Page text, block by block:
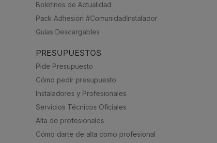
Boletines de Actualidad
Pack Adhesión #ComunidadInstalador
Guías Descargables
PRESUPUESTOS
Pide Presupuesto
Cómo pedir presupuesto
Instaladores y Profesionales
Servicios Técnicos Oficiales
Alta de profesionales
Cómo darte de alta como profesional